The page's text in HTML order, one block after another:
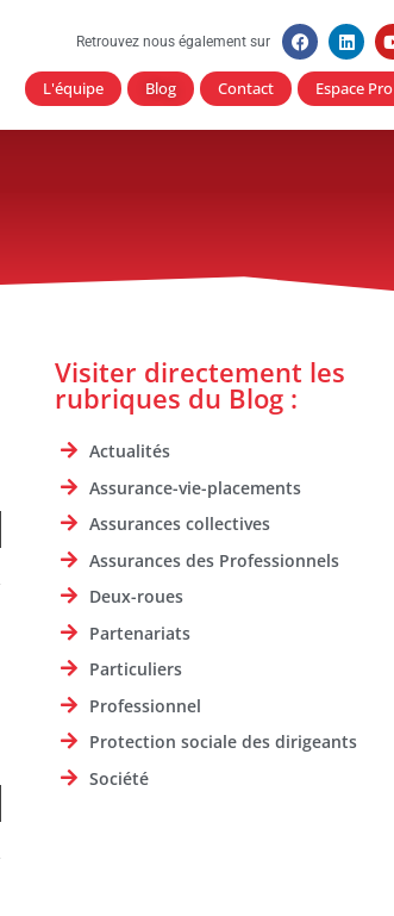
Retrouvez nous également sur
L'équipe Blog Contact Espace Pro
Visiter directement les
rubriques du Blog :
Actualités
Assurance-vie-placements
Assurances collectives
Assurances des Professionnels
Deux-roues
Partenariats
Particuliers
Professionnel
Protection sociale des dirigeants
Société